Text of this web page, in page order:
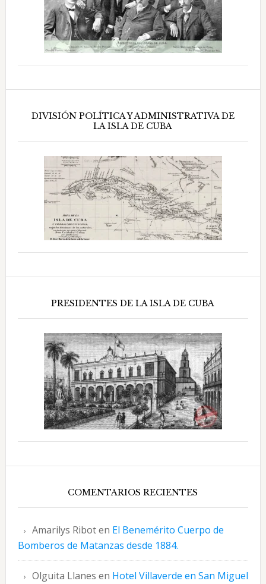
DIVISIÓN POLÍTICA Y ADMINISTRATIVA DE
LA ISLA DE CUBA
PRESIDENTES DE LA ISLA DE CUBA
COMENTARIOS RECIENTES
Amarilys Riboten El Benemérito Cuerpo de
Bomberos de Matanzas desde 1884.
Olguita Llanes en Hotel Villaverde en San Miguel